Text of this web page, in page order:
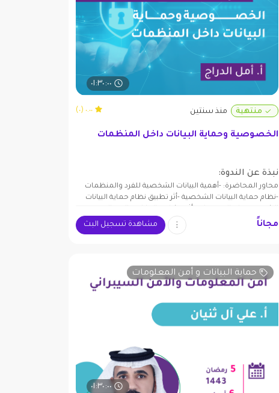
٠١:٣٠:٠٠
منتهية منذ سنتين ٠.٠٠ (٠)
الخصوصية وحماية البيانات داخل المنظمات
نبذة عن الندوة:
محاور المحاضرة: -أهمية البيانات الشخصية للفرد والمنظمات
-نظام حماية البيانات الشخصية -أثر تطبيق نظام حماية البيانات
للمنظمات -أدوات وإجراءات
مجاناً مشاهدة تسجيل البث
حماية البيانات و أمن المعلومات
٠١:٣٠:٠٠